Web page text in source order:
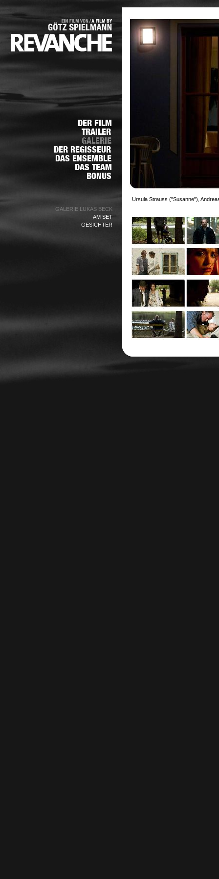
GALERIE LUKAS BECK
AM SET
GESICHTER
Ursula Strauss ("Susanne"),